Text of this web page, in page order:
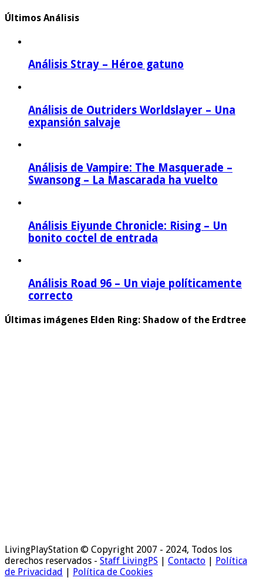
Últimos Análisis
Análisis Stray – Héroe gatuno
Análisis de Outriders Worldslayer – Una
expansión salvaje
Análisis de Vampire: The Masquerade –
Swansong – La Mascarada ha vuelto
Análisis Eiyunde Chronicle: Rising – Un
bonito coctel de entrada
Análisis Road 96 – Un viaje políticamente
correcto
Últimas imágenes Elden Ring: Shadow of the Erdtree
LivingPlayStation © Copyright 2007 - 2024, Todos los
derechos reservados - Staff LivingPS | Contacto | Política
de Privacidad | Política de Cookies